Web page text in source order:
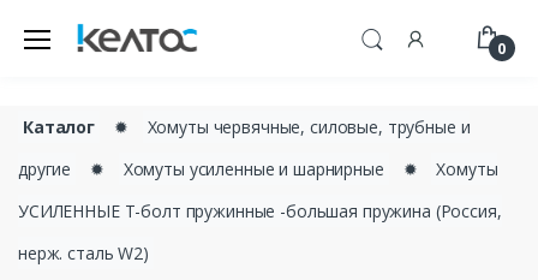
0
Каталог ✹
Хомуты червячные, силовые, трубные и
другие
✹ Хомуты усиленные и шарнирные ✹
Хомуты
УСИЛЕННЫЕ Т-болт пружинные -большая пружина (Россия,
нерж. сталь W2)